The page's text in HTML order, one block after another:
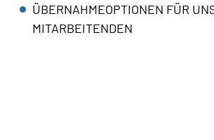
ÜBERNAHMEOPTIONEN FÜR
MITARBEITENDEN